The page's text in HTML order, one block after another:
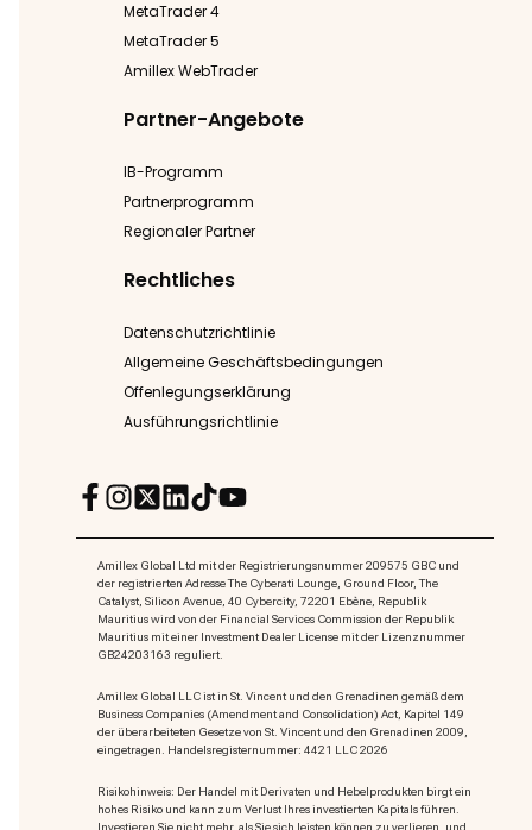
MetaTrader 4
MetaTrader 5
Amillex WebTrader
Partner-Angebote
IB-Programm
Partnerprogramm
Regionaler Partner
Rechtliches
Datenschutzrichtlinie
Allgemeine Geschäftsbedingungen
Offenlegungserklärung
Ausführungsrichtlinie
Amillex Global Ltd mit der Registrierungsnummer 209575 GBC und
der registrierten Adresse The Cyberati Lounge, Ground Floor, The
Catalyst, Silicon Avenue, 40 Cybercity, 72201 Ebène, Republik
Mauritius wird von der Financial Services Commission der Republik
Mauritius mit einer Investment Dealer License mit der Lizenznummer
GB24203163 reguliert.
Amillex Global LLC ist in St. Vincent und den Grenadinen gemäß dem
Business Companies (Amendment and Consolidation) Act, Kapitel 149
der überarbeiteten Gesetze von St. Vincent und den Grenadinen 2009,
eingetragen. Handelsregisternummer: 4421 LLC 2026
Risikohinweis: Der Handel mit Derivaten und Hebelprodukten birgt ein
hohes Risiko und kann zum Verlust Ihres investierten Kapitals führen.